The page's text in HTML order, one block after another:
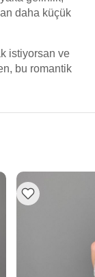
daha küçük
istiyorsan ve
bu romantik